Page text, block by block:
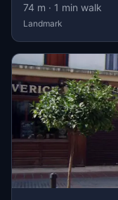
74 m · 1 min walk
Landmark